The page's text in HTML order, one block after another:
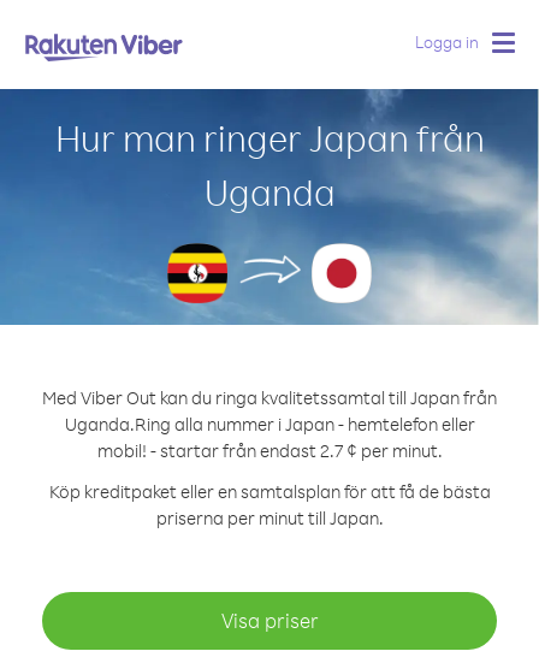
Logga in
Hur man ringer Japan från
Uganda
Med Viber Out kan du ringa kvalitetssamtal till Japan från
Uganda.Ring alla nummer i Japan - hemtelefon eller
mobil! - startar från endast 2.7 ¢ per minut.
Köp kreditpaket eller en samtalsplan för att få de bästa
priserna per minut till Japan.
Visa priser